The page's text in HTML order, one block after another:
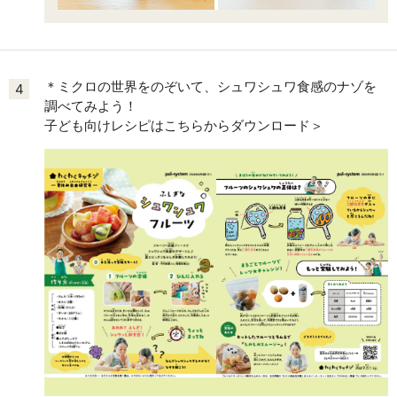
4
＊ミクロの世界をのぞいて、シュワシュワ食感のナゾを
調べてみよう！
子ども向けレシピはこちらからダウンロード＞